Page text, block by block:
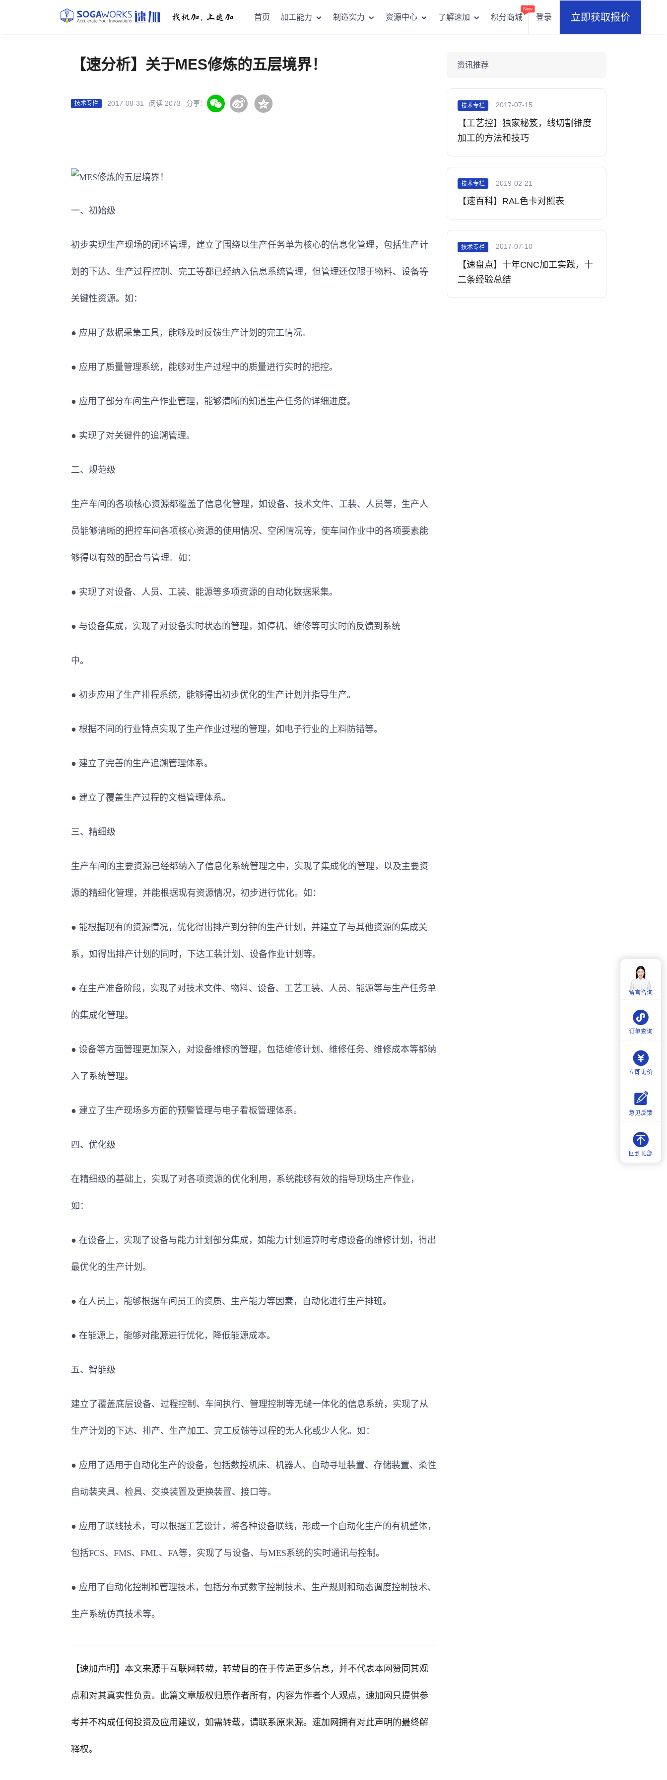
首页 加工能力 制造实力 资源中心 了解速加 积分商城
New
登录 立即获取报价
留言咨询
订单查询
立即询价
意见反馈
回到顶部
【速分析】关于MES修炼的五层境界！
技术专栏 2017-08-31 阅读 2073 分享：
一、初始级
初步实现生产现场的闭环管理，建立了围绕以生产任务单为核心的信息化管理，包括生产计
划的下达、生产过程控制、完工等都已经纳入信息系统管理，但管理还仅限于物料、设备等
关键性资源。如：
● 应用了数据采集工具，能够及时反馈生产计划的完工情况。
● 应用了质量管理系统，能够对生产过程中的质量进行实时的把控。
● 应用了部分车间生产作业管理，能够清晰的知道生产任务的详细进度。
● 实现了对关键件的追溯管理。
二、规范级
生产车间的各项核心资源都覆盖了信息化管理，如设备、技术文件、工装、人员等，生产人
员能够清晰的把控车间各项核心资源的使用情况、空闲情况等，使车间作业中的各项要素能
够得以有效的配合与管理。如：
● 实现了对设备、人员、工装、能源等多项资源的 自动化数据采集。
● 与设备集成，实现了对设备实时状态的管理，如停机、维修等可实时的反馈到系统
中。
● 初步应用了生产排程系统，能够得出初步优化的生产计划并指导生产。
● 根据不同的行业特点实现了生产作业过程的管理，如电子行业的上料防错等。
● 建立了完善的生产追溯管理体系。
● 建立了覆盖生产过程的文档管理体系。
三、精细级
生产车间的主要资源已经都纳入了信息化系统管理之中，实现了集成化的管理，以及主要资
源的精细化管理，并能根据现有资源情况，初步进行优化。如：
● 能根据现有的资源情况，优化得出排产到分钟的生产计划，并建立了与其他资源的集成关
系，如得出排产计划的同时，下达工装计划、设备作业计划等。
● 在生产准备阶段，实现了对技术文件、物料、设备、工艺工装、人员、能源等与生产任务单
的集成化管理。
● 设备等方面管理更加深入，对设备维修的管理，包括维修计划、维修任务、维修成本等都纳
入了系统管理。
● 建立了生产现场多方面的预警管理与电子看板管理体系。
四、优化级
在精细级的基础上，实现了对各项资源的优化利用，系统能够有效的指导现场生产作业，
如：
● 在设备上，实现了设备与能力计划部分集成，如能力计划运算时考虑设备的维修计划，得出
最优化的生产计划。
● 在人员上，能够根据车间员工的资质、生产能力等因素，自动化进行生产排班。
● 在能源上，能够对能源进行优化，降低能源成本。
五、智能级
建立了覆盖底层设备、过程控制、车间执行、管理控制等无缝一体化的信息系统，实现了从
生产计划的下达、排产、 生产加工、完工反馈等过程的无人化或少人化。如：
● 应用了适用于自动化生产的设备，包括数控机床、 机器人、自动寻址装置、存储装置、柔性
自动装夹具、检具、交换装置及更换装置、接口等。
● 应用了联线技术，可以根据工艺设计，将各种设备联线，形成一个自动化生产的有机整体，
包括FCS、FMS、FML、FA等，实现了与设备、与MES系统的实时通讯与控制。
● 应用了自动化控制和管理技术，包括分布式数字控制技术、生产规则和动态调度控制技术、
生产系统仿真技术等。
【速加声明】 本文来源于互联网转载，转载目的在于传递更多信息，并不代表本网赞同其观
点和对其真实性负责。此篇文章版权归原作者所有，内容为作者个人观点， 速加网 只提供参
考并不构成任何投资及应用建议，如需转载，请联系原来源。速加网拥有对此声明的最终解
释权。
资讯推荐
技术专栏 2017-07-15
【工艺控】独家秘笈，线切割锥度
加工的方法和技巧
技术专栏 2019-02-21
【速百科】RAL色卡对照表
技术专栏 2017-07-10
【速盘点】十年CNC加工实践，十
二条经验总结